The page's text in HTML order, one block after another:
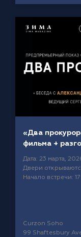
«Два
фильма +
Дата: 23 марта,
Двери
Начало встречи:
Curzon Soho
99 Shaftesbury